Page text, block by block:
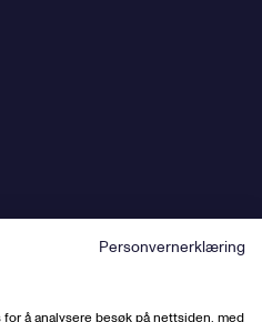
Personvernerklæring
å analysere besøk på nettsiden, med